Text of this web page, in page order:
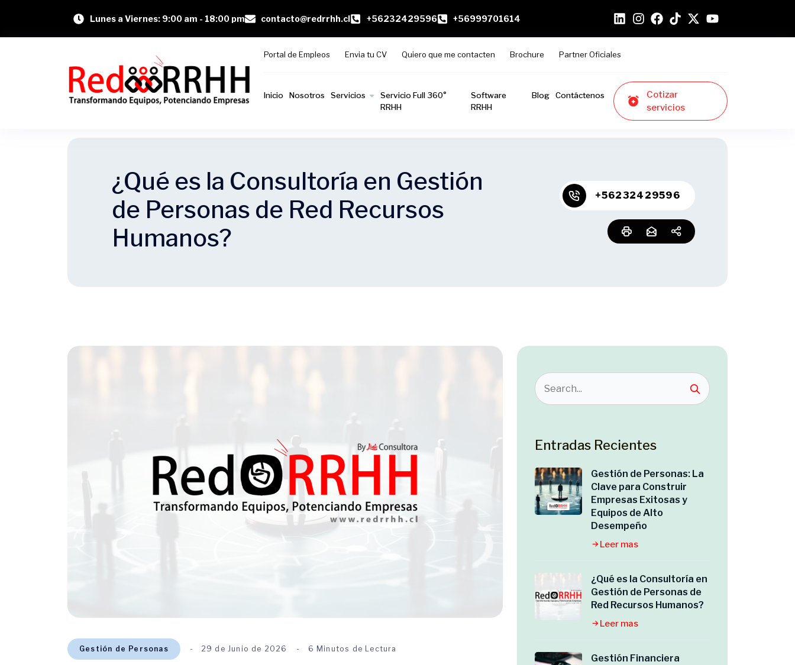
Lunes a Viernes: 9:00 am - 18:00 pm contacto@redrrhh.cl +56232429596 +56999701614
Portal de Empleos Envia tu CV Quiero que me contacten Brochure Partner Oficiales
Inicio Nosotros Servicios
Servicio Full 360°
RRHH
Software
RRHH
Blog Contáctenos
Cotizar
servicios
¿Qué es la Consultoría en Gestión
de Personas de Red Recursos
Humanos?
+56232429596
Gestión de Personas 29 de Junio de 2026 6 Minutos de Lectura
Entradas Recientes
Gestión de Personas: La
Clave para Construir
Empresas Exitosas y
Equipos de Alto
Desempeño
Leer mas
¿Qué es la Consultoría en
Gestión de Personas de
Red Recursos Humanos?
Leer mas
Gestión Financiera